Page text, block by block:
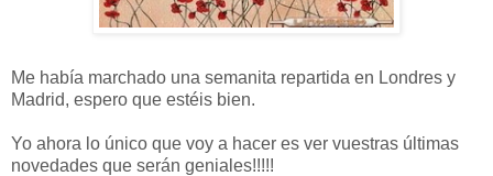
Me había marchado una semanita repartida en Londres y
Madrid, espero que estéis bien.
Yo ahora lo único que voy a hacer es ver vuestras últimas
novedades que serán geniales!!!!!